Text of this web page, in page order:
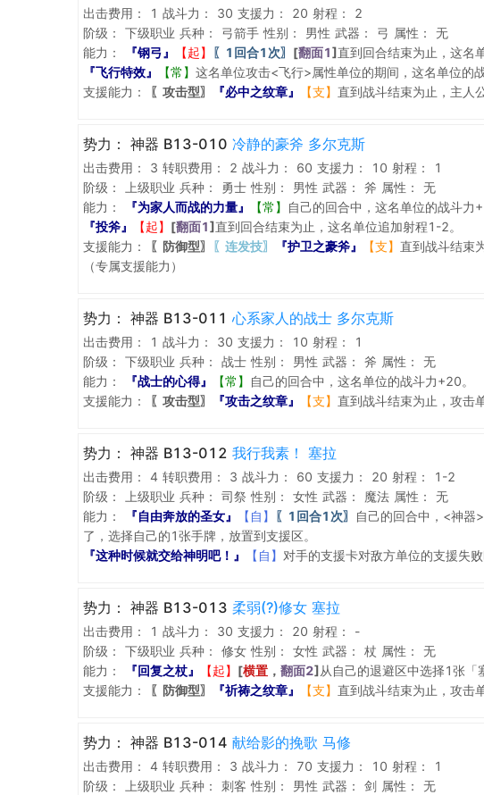
出击费用： 1 战斗力： 30 支援力： 20 射程：
2
阶级：
下级职业 兵种： 弓箭手 性别： 男性 武器： 弓 属性：
无
能力：
『钢弓』 【起】 〖1回合1次〗 [翻面1]直到回合结束为止，这名
『飞行特效』
【常】 这名单位攻击<飞行>属性单位的期间，这名单位的
支援能力：
〖攻击型〗 『必中之纹章』 【支】 直到战斗结束为止，主人
势力： 神器 B13-010 冷静的豪斧 多尔克斯
出击费用： 3 转职费用： 2 战斗力： 60 支援力： 10 射程：
1
阶级：
上级职业 兵种： 勇士 性别： 男性 武器： 斧 属性：
无
能力：
『为家人而战的力量』 【常】
自己的回合中，这名单位的战斗力
『投斧』
【起】 [翻面1]直到回合结束为止，这名单位追加射程1-2。
支援能力：
〖防御型〗 〖连发技〗 『护卫之豪斧』 【支】 直到战斗结束
（专属支援能力）
势力： 神器 B13-011 心系家人的战士 多尔克斯
出击费用： 1 战斗力： 30 支援力： 10 射程：
1
阶级：
下级职业 兵种： 战士 性别： 男性 武器： 斧 属性：
无
能力：
『战士的心得』 【常】
自己的回合中，这名单位的战斗力+20。
支援能力：
〖攻击型〗 『攻击之纹章』 【支】 直到战斗结束为止，攻击
势力： 神器 B13-012 我行我素！ 塞拉
出击费用： 4 转职费用： 3 战斗力： 60 支援力： 20 射程：
1-2
阶级：
上级职业 兵种： 司祭 性别： 女性 武器： 魔法 属性：
无
能力：
『自由奔放的圣女』 【自】 〖1回合1次〗
自己的回合中，<神器
了，选择自己的1张手牌，放置到支援区。
『这种时候就交给神明吧！』
【自】 对手的支援卡对敌方单位的支援失
势力： 神器 B13-013 柔弱(?)修女 塞拉
出击费用： 1 战斗力： 30 支援力： 20 射程：
-
阶级：
下级职业 兵种： 修女 性别： 女性 武器： 杖 属性：
无
能力：
『回复之杖』 【起】 [横置 ， 翻面2] 从自己的退避区中选择1张「
支援能力：
〖防御型〗 『祈祷之纹章』 【支】 直到战斗结束为止，攻击
势力： 神器 B13-014 献给影的挽歌 马修
出击费用： 4 转职费用： 3 战斗力： 70 支援力： 10 射程：
1
阶级：
上级职业 兵种： 刺客 性别： 男性 武器： 剑 属性：
无